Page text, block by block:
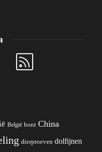
België bont China
dierproeven dolfijnen